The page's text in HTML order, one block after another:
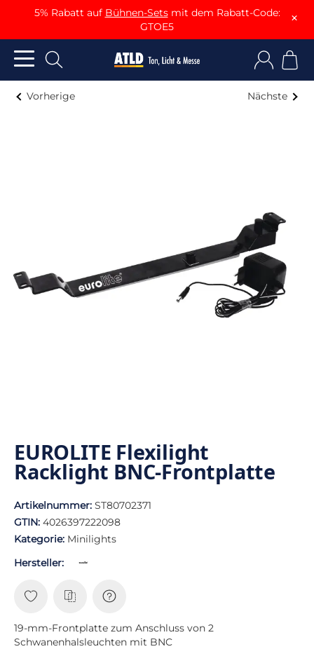
5% Rabatt auf Bühnen-Setsmit dem Rabatt-Code:
GTOE5
×
Vorherige Nächste
EUROLITE Flexilight
Racklight BNC-Frontplatte
Artikelnummer: ST80702371
GTIN: 4026397222098
Kategorie: Minilights
Hersteller:
19-mm-Frontplatte zum Anschluss von 2
Schwanenhalsleuchten mit BNC